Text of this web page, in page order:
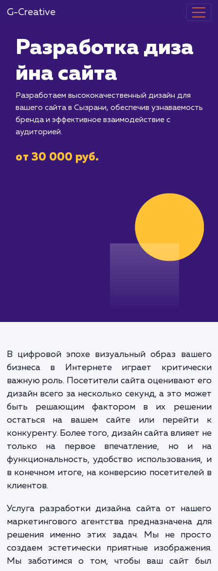
G-Creative
Разработка
йна сайта
Разработаем высококачественный
вашего сайта в Сызрани, обеспечив
бренда и эффективное
от 30 000 руб.
В цифровой эпохе визуальный образ
бизнеса в Интернете играет
важную роль. Посетители сайта оценивают
дизайн всего за несколько секунд, а это
быть решающим фактором в их
остаться на вашем сайте или
функциональность, удобство
в конечном итоге, на конверсию
клиентов.
Услуга разработки дизайна сайта от